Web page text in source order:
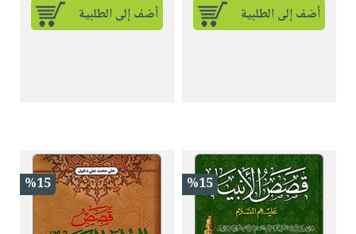
أضف إلى الطلبية
أضف إلى الطلبية
%15
%15